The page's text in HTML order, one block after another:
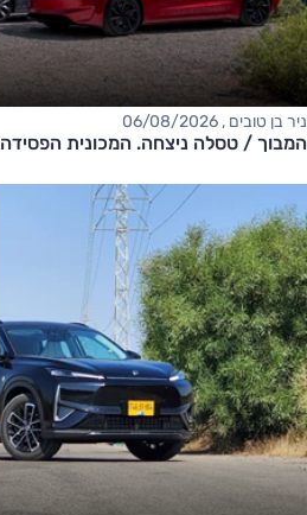
ניר בן טובים , 06/08/2026
המבוך / טסלה ניצחה. המכונית הפסידה